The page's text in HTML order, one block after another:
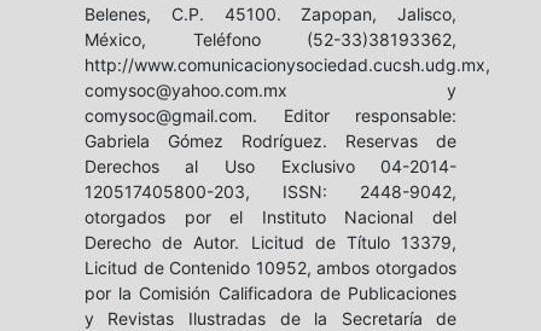
Belenes, C.P. 45100. Zapopan, Jalisco,
México, Teléfono (52-33)38193362,
http://www.comunicacionysociedad.cucsh.udg.mx,
comysoc@yahoo.com.mx y
comysoc@gmail.com. Editor responsable:
Gabriela Gómez Rodríguez. Reservas de
Derechos al Uso Exclusivo 04-2014-
120517405800-203, ISSN: 2448-9042,
otorgados por el Instituto Nacional del
Derecho de Autor. Licitud de Título 13379,
Licitud de Contenido 10952, ambos otorgados
por la Comisión Calificadora de Publicaciones
y Revistas Ilustradas de la Secretaría de